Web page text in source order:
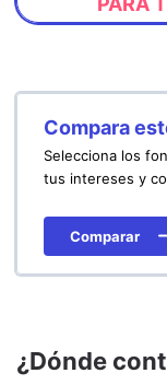
Compara
Selecciona los
tus intereses y
Comparar
¿Dónde